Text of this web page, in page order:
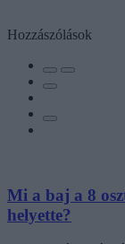
Hozzászólások
Mi a baj a 8
helyette?